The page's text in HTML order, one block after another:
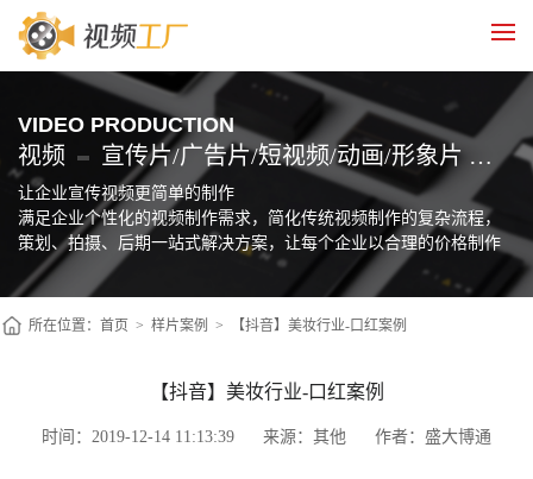
VIDEO PRODUCTION
视频 宣传片/广告片/短视频/动画/形象片 制作
让企业宣传视频更简单的制作
满足企业个性化的视频制作需求，简化传统视频制作的复杂流程，
策划、拍摄、后期一站式解决方案，让每个企业以合理的价格制作
自己的宣传片
所在位置： 首页 > 样片案例 > 【抖音】美妆行业-口红案例
【抖音】美妆行业-口红案例
时间：2019-12-14 11:13:39 来源：其他 作者：盛大博通